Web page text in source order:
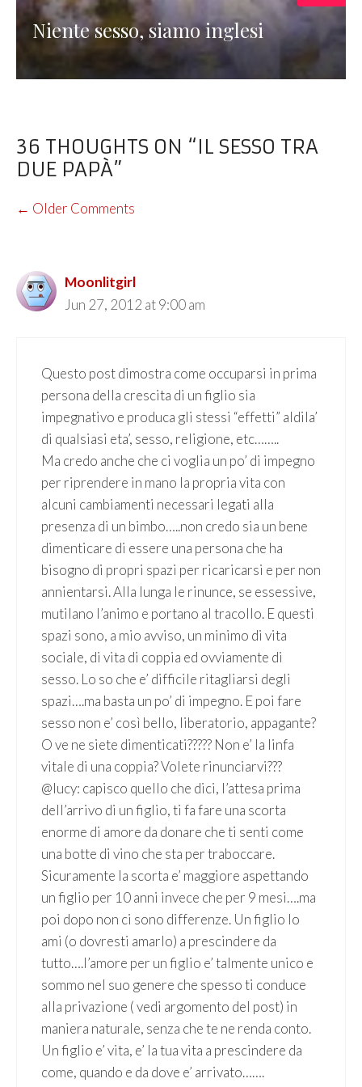
Niente sesso, siamo inglesi
36 THOUGHTS ON “IL SESSO TRA
DUE PAPÀ”
COMMENT
← Older Comments
Moonlitgirl
Jun 27, 2012 at 9:00 am
Questo post dimostra come occuparsi in prima
persona della crescita di un figlio sia
impegnativo e produca gli stessi “effetti” aldila’
di qualsiasi eta’, sesso, religione, etc……..
Ma credo anche che ci voglia un po’ di impegno
per riprendere in mano la propria vita con
alcuni cambiamenti necessari legati alla
presenza di un bimbo…..non credo sia un bene
dimenticare di essere una persona che ha
bisogno di propri spazi per ricaricarsi e per non
annientarsi. Alla lunga le rinunce, se essessive,
mutilano l’animo e portano al tracollo. E questi
spazi sono, a mio avviso, un minimo di vita
sociale, di vita di coppia ed ovviamente di
sesso. Lo so che e’ difficile ritagliarsi degli
spazi….ma basta un po’ di impegno. E poi fare
sesso non e’ così bello, liberatorio, appagante?
O ve ne siete dimenticati????? Non e’ la linfa
vitale di una coppia? Volete rinunciarvi???
@lucy: capisco quello che dici, l’attesa prima
dell’arrivo di un figlio, ti fa fare una scorta
enorme di amore da donare che ti senti come
una botte di vino che sta per traboccare.
Sicuramente la scorta e’ maggiore aspettando
un figlio per 10 anni invece che per 9 mesi….ma
poi dopo non ci sono differenze. Un figlio lo
ami (o dovresti amarlo) a prescindere da
tutto….l’amore per un figlio e’ talmente unico e
sommo nel suo genere che spesso ti conduce
alla privazione ( vedi argomento del post) in
maniera naturale, senza che te ne renda conto.
Un figlio e’ vita, e’ la tua vita a prescindere da
come, quando e da dove e’ arrivato…….